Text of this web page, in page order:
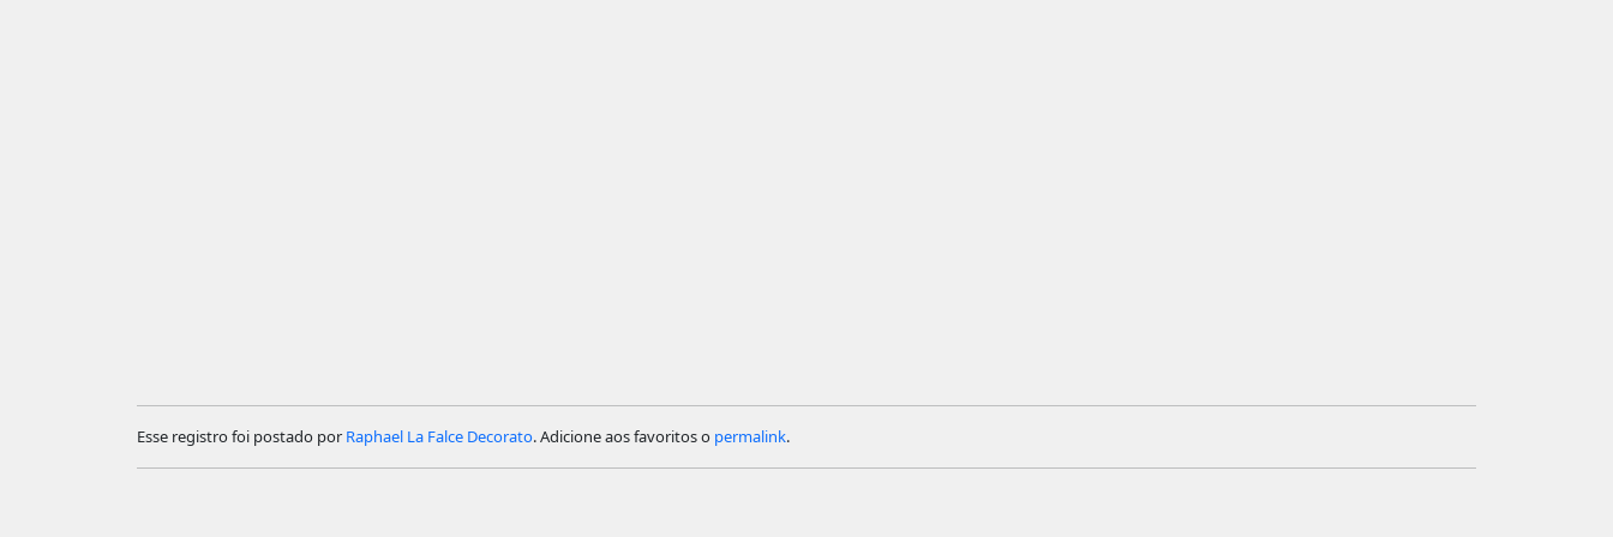
Esse registro foi postado por Raphael La Falce Decorato. Adicione aos favoritos o permalink.